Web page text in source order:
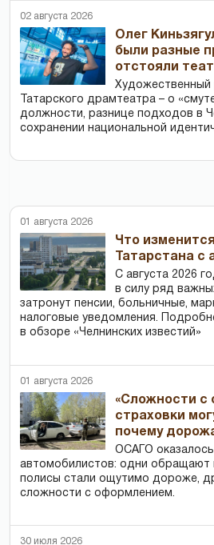
02 августа 2026
Олег
были разные
отстояли
Художественный
Татарского драмтеатра – о
должности, разнице подходов в
сохранении национальной
01 августа 2026
Что
Татарстана с
С августа 2026
в силу ряд
затронут пенсии, больничные,
налоговые уведомления.
в обзоре «Челнинских известий»
01 августа 2026
«Сложности с
страховки
почему
ОСАГО
автомобилистов: одни обращают
полисы стали ощутимо дороже,
сложности с оформлением.
30 июля 2026